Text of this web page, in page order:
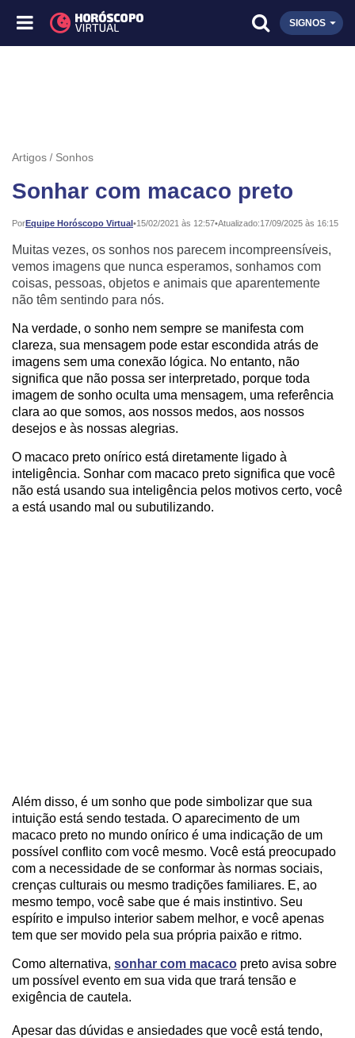
SIGNOS
Artigos Sonhos
Sonhar com macaco preto
PorEquipe Horóscopo Virtual•
Publicado: 15/02/2021 às 12:57•Atualizado:17/09/2025 às 16:15
Muitas vezes, os sonhos nos parecem incompreensíveis,
vemos imagens que nunca esperamos, sonhamos com
coisas, pessoas, objetos e animais que aparentemente
não têm sentindo para nós.
Na verdade, o sonho nem sempre se manifesta com
clareza, sua mensagem pode estar escondida atrás de
imagens sem uma conexão lógica. No entanto, não
significa que não possa ser interpretado, porque toda
imagem de sonho oculta uma mensagem, uma referência
clara ao que somos, aos nossos medos, aos nossos
desejos e às nossas alegrias.
O macaco preto onírico está diretamente ligado à
inteligência. Sonhar com macaco preto significa que você
não está usando sua inteligência pelos motivos certo, você
a está usando mal ou subutilizando.
Além disso, é um sonho que pode simbolizar que sua
intuição está sendo testada. O aparecimento de um
macaco preto no mundo onírico é uma indicação de um
possível conflito com você mesmo. Você está preocupado
com a necessidade de se conformar às normas sociais,
crenças culturais ou mesmo tradições familiares. E, ao
mesmo tempo, você sabe que é mais instintivo. Seu
espírito e impulso interior sabem melhor, e você apenas
tem que ser movido pela sua própria paixão e ritmo.
Como alternativa, sonhar com macaco preto avisa sobre
um possível evento em sua vida que trará tensão e
exigência de cautela.
Apesar das dúvidas e ansiedades que você está tendo,